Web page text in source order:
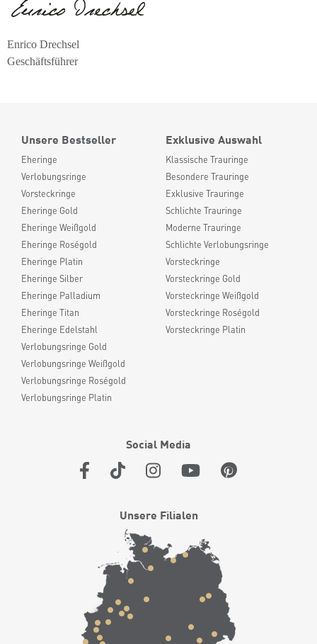
Enrico Drechsel
Geschäftsführer
Unsere Bestseller
Eheringe
Verlobungsringe
Vorsteckringe
Eheringe Gold
Eheringe Weißgold
Eheringe Roségold
Eheringe Platin
Eheringe Silber
Eheringe Palladium
Eheringe Titan
Eheringe Edelstahl
Verlobungsringe Gold
Verlobungsringe Weißgold
Verlobungsringe Roségold
Verlobungsringe Platin
Exklusive Auswahl
Klassische Trauringe
Besondere Trauringe
Exklusive Trauringe
Schlichte Trauringe
Moderne Trauringe
Schlichte Verlobungsringe
Vorsteckringe
Vorsteckringe Gold
Vorsteckringe Weißgold
Vorsteckringe Roségold
Vorsteckringe Platin
Social Media
Unsere Filialen